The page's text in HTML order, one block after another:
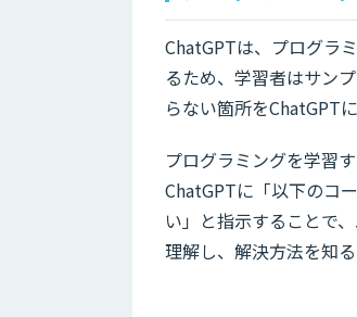
ChatGPTは、プログラ
るため、学習者はサン
らない箇所をChatGPT
プログラミングを学習
ChatGPTに「以下のコ
い」と指示することで
理解し、解決方法を知